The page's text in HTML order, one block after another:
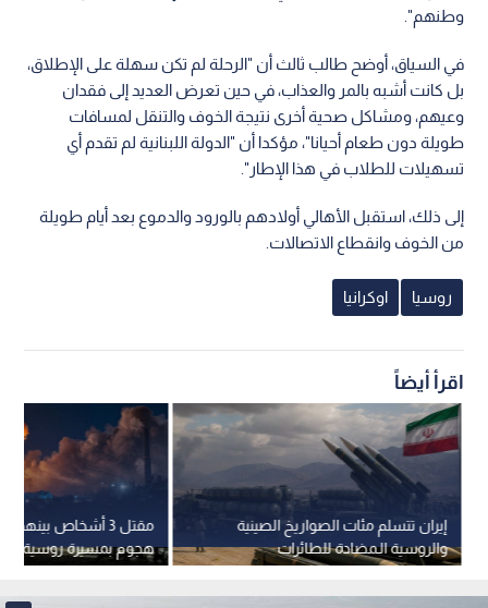
وطنهم".
في السياق، أوضح طالب ثالث أن "الرحلة لم تكن سهلة على الإطلاق،
بل كانت أشبه بالمر والعذاب، في حين تعرض العديد إلى فقدان
وعيهم، ومشاكل صحية أخرى نتيجة الخوف والتنقل لمسافات
طويلة دون طعام أحيانا"، مؤكدا أن "الدولة اللبنانية لم تقدم أي
تسهيلات للطلاب في هذا الإطار".
إلى ذلك، استقبل الأهالي أولادهم بالورود والدموع بعد أيام طويلة
من الخوف وانقطاع الاتصالات.
روسيا اوكرانيا
اقرأ أيضاً
مقتل 3 أشخاص
هجوم بمسيرة روسية
هزت كييف
إيران تتسلم مئات الصواريخ الصينية
والروسية الـمضادة للطائرات